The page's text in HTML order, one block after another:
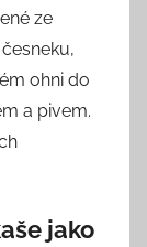
ze
ohni do
a pivem.
jako